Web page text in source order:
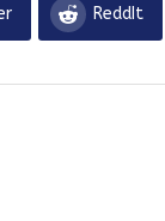
ReddIt